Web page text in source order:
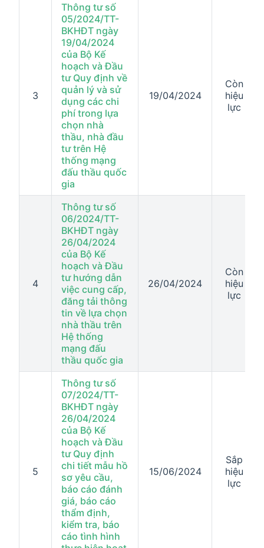
3
Thông tư số
05/2024/TT-
BKHĐT ngày
19/04/2024
của Bộ Kế
hoạch và Đầu
tư Quy định về
quản lý và sử
dụng các chi
phí trong lựa
chọn nhà
thầu, nhà đầu
tư trên Hệ
thống mạng
đấu thầu quốc
gia
19/04/2024
Còn
hiệu
lực
4
Thông tư số
06/2024/TT-
BKHĐT ngày
26/04/2024
của Bộ Kế
hoạch và Đầu
tư hướng dẫn
việc cung cấp,
đăng tải thông
tin về lựa chọn
nhà thầu trên
Hệ thống
mạng đấu
thầu quốc gia
26/04/2024
Còn
hiệu
lực
5
Thông tư số
07/2024/TT-
BKHĐT ngày
26/04/2024
của Bộ Kế
hoạch và Đầu
tư Quy định
chi tiết mẫu hồ
sơ yêu cầu,
báo cáo đánh
giá, báo cáo
thẩm định,
kiểm tra, báo
cáo tình hình
15/06/2024
Sắp
hiệu
lực